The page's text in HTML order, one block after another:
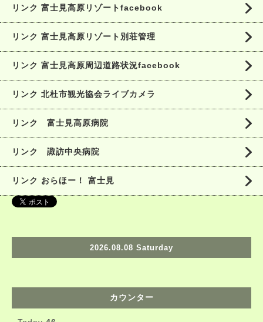
リンク 富士見高原リゾートfacebook
リンク 富士見高原リゾート別荘管理
リンク 富士見高原周辺道路状況facebook
リンク 北杜市観光協会ライブカメラ
リンク 富士見高原病院
リンク 諏訪中央病院
リンク おらほー！ 富士見
2026.08.08 Saturday
カウンター